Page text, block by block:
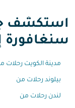
استكشف
سنغافورة
مدينة الكويت رحلات
بيلوند رحلات من
لندن رحلات من